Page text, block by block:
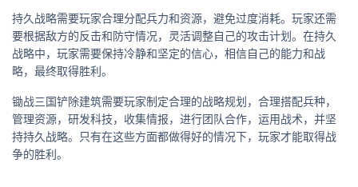
持久战略需要玩家合理分配兵力和资源，避免过度消耗。玩家还需
要根据敌方的反击和防守情况，灵活调整自己的攻击计划。在持久
战略中，玩家需要保持冷静和坚定的信心，相信自己的能力和战
略，最终取得胜利。
锄战三国铲除建筑需要玩家制定合理的战略规划，合理搭配兵种，
管理资源，研发科技，收集情报，进行团队合作，运用战术，并坚
持持久战略。只有在这些方面都做得好的情况下，玩家才能取得战
争的胜利。